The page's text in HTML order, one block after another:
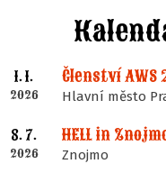
1. 1.
2026
Členství AWS
Hlavní město
8. 7.
2026
HELL in
Znojmo